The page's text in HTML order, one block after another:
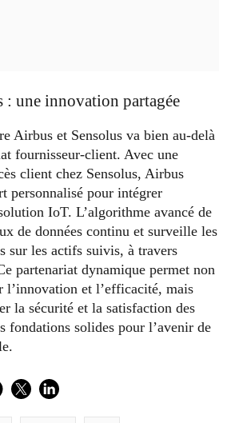
: une innovation partagée
Airbus et Sensolus va bien au-delà
fournisseur-client. Avec une
client chez Sensolus, Airbus
personnalisé pour intégrer
IoT. L’algorithme avancé de
de données continu et surveille les
sur les actifs suivis, à travers
partenariat dynamique permet non
l’innovation et l’efficacité, mais
la sécurité et la satisfaction des
fondations solides pour l’avenir de
TwitterLinkedIn